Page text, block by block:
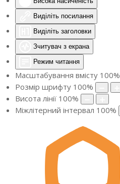
Виділіть посилання
Виділіть заголовки
Зчитувач з екрана
Режим читання
Масштабування вмісту 100%
Розмір шрифту 100%
Висота лінії 100%
Міжлітерний інтервал 100%